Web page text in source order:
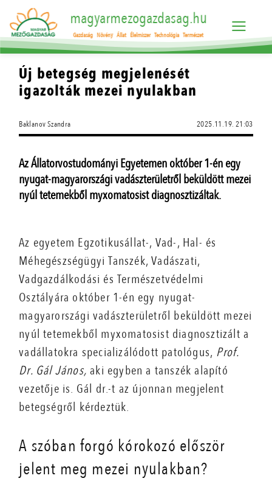
magyarmezogazdasag.hu
Gazdaság Növény Állat Élelmiszer Technológia Természet
Új betegség megjelenését
igazolták mezei nyulakban
Baklanov Szandra 2025.11.19. 21:03
Az Állatorvostudományi Egyetemen október 1-én egy
nyugat-magyarországi vadászterületről beküldött mezei
nyúl tetemekből myxomatosist diagnosztizáltak.
Az egyetem Egzotikusállat-, Vad-, Hal- és
Méhegészségügyi Tanszék, Vadászati,
Vadgazdálkodási és Természetvédelmi
Osztályára október 1-én egy nyugat-
magyarországi vadászterületről beküldött mezei
nyúl tetemekből myxomatosist diagnosztizált a
vadállatokra specializálódott patológus, Prof.
Dr. Gál János, aki egyben a tanszék alapító
vezetője is. Gál dr.-t az újonnan megjelent
betegségről kérdeztük.
A szóban forgó kórokozó először
jelent meg mezei nyulakban?